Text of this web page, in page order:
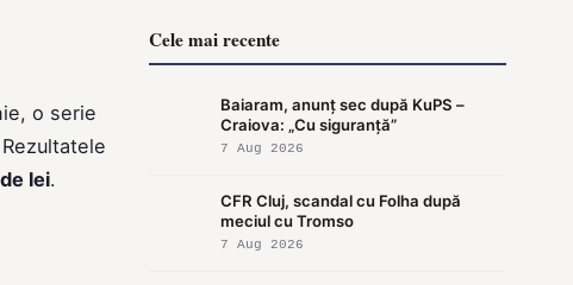
o serie
lei.
Cele mai recente
Baiaram, anunț sec după KuPS –
Craiova: „Cu siguranță”
7 Aug 2026
CFR Cluj, scandal cu Folha după
meciul cu Tromso
7 Aug 2026